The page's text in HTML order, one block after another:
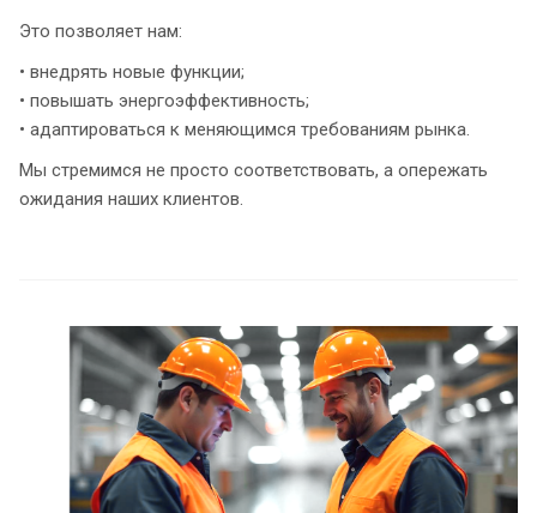
Это позволяет нам:
• внедрять новые функции;
• повышать энергоэффективность;
• адаптироваться к меняющимся требованиям рынка.
Мы стремимся не просто соответствовать, а опережать
ожидания наших клиентов.